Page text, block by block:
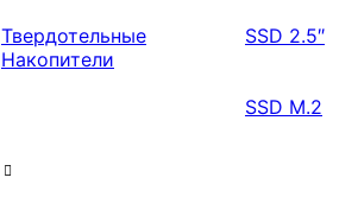
Твердотельные
Накопители
SSD 2.5″
SSD M.2